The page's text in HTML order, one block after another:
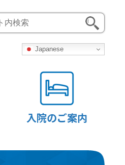
入院のご案内
Japanese